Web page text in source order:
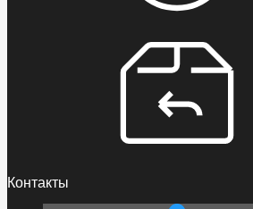
Контакты